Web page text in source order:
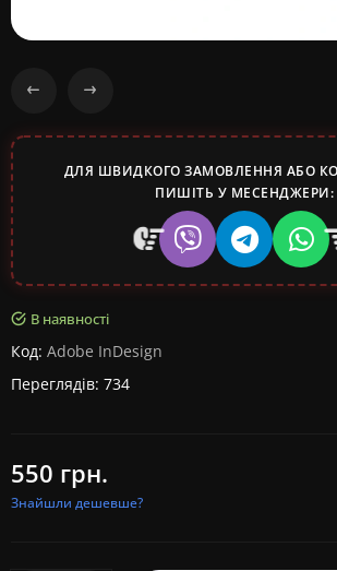
ДЛЯ ШВИДКОГО ЗАМОВЛЕННЯ АБО
ПИШІТЬ У МЕСЕНДЖЕРИ:
В наявності
Код: Adobe InDesign
Переглядів: 734
550 грн.
Знайшли дешевше?